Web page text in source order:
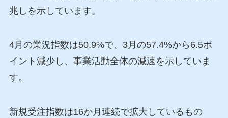
兆しを示しています。
4月の業況指数は50.9%で、3月の57.4%から6.5ポ
イント減少し、事業活動全体の減速を示していま
す。
新規受注指数は16か月連続で拡大しているもの